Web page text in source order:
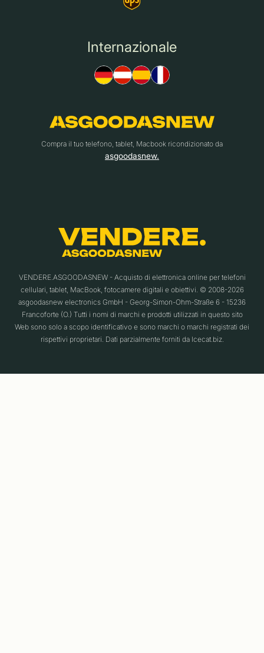
Internazionale
Compra il tuo telefono, tablet, Macbook ricondizionato da
asgoodasnew.
VENDERE.ASGOODASNEW - Acquisto di elettronica online per telefoni
cellulari, tablet, MacBook, fotocamere digitali e obiettivi. © 2008-2026
asgoodasnew electronics GmbH - Georg-Simon-Ohm-Straße 6 - 15236
Francoforte (O.) Tutti i nomi di marchi e prodotti utilizzati in questo sito
Web sono solo a scopo identificativo e sono marchi o marchi registrati dei
rispettivi proprietari. Dati parzialmente forniti da Icecat.biz.